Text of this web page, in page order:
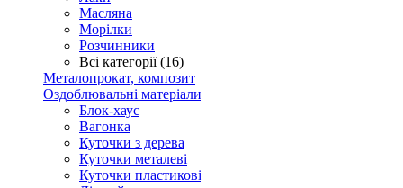
Масляна
Морілки
Розчинники
Всі категорії (16)
Металопрокат, композит
Оздоблювальні матеріали
Блок-хаус
Вагонка
Куточки з дерева
Куточки металеві
Куточки пластикові